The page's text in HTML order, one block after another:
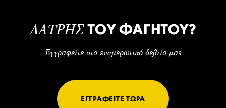
ΛΑΤΡΗΣΤΟΥ ΦΑΓΗΤΟΥ?
Εγγραφείτε στο ενημερωτικό δελτίο μας
ΕΓΓΡΑΦΕΙΤΕ ΤΩΡΑ